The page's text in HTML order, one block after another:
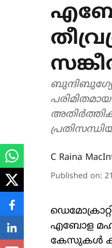
C Raina
Published on:
എബോള
കേസുകൾ